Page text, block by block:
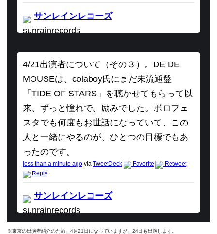
サンレインレコーズ
sunrainrecords
4/21出演者について（その３）。DE DE
MOUSEは、colaboy氏にまだ未流通盤
「TIDE OF STARS」を聴かせてもらって以
来、ずっと憧れで、励みでした。ボロフェ
スタでも何度もお世話になっていて、この
人と一緒にやるのが、ひとつの目標でもあ
ったのです。
less than a minute ago via TweetDeck Favorite
Retweet
Reply
サンレインレコーズ
sunrainrecords
※東京の出演者紹介のため、4月21日になっていますが、24日も出演します。